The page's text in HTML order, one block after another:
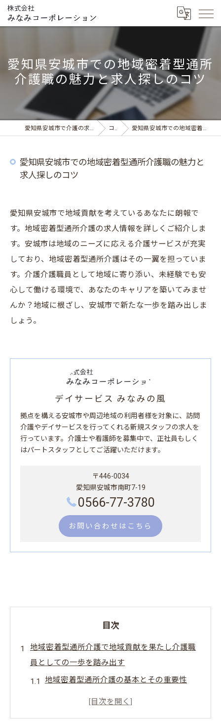
愛知県安城市での地域密着型通所
介護職の魅力と求人探しのコツ
愛知県安城市で介護の求人ならデイサービス みなみの風 コラム 愛知県安城市での地域密着型通所介護職の魅力と求人探しのコツ
愛知県安城市での地域密着型通所介護職の魅力と
求人探しのコツ
愛知県安城市で地域貢献を考えているあなたに朗報で
す。地域密着型通所介護の求人情報を詳しくご紹介しま
す。安城市は地域のニーズに応える介護サービスが充実
しており、地域密着型通所介護はその一翼を担っていま
す。介護介護職員として地域に寄り添い、未経験でも安
心して働ける環境で、あなたのキャリアを築いてみませ
んか？地域に根ざし、安城市で新たな一歩を踏み出しま
しょう。
デイサービス みなみの風
拠点を構える安城市や周辺地域の利用者様を対象に、訪問
介護やデイサービスを行ってくれる新規スタッフの求人を
行っています。介護士や看護師を募集中で、正社員もしく
はパートスタッフとしてご活躍いただけます。
〒446-0034
愛知県安城市南町7-19
0566-77-3780
お問い合わせはこちら
目次
地域密着型通所介護で地域貢献を果たし介護職
員としての一歩を踏み出す
地域密着型通所介護の基本とその重要性
安城市で求められる地域密着型通所介護の